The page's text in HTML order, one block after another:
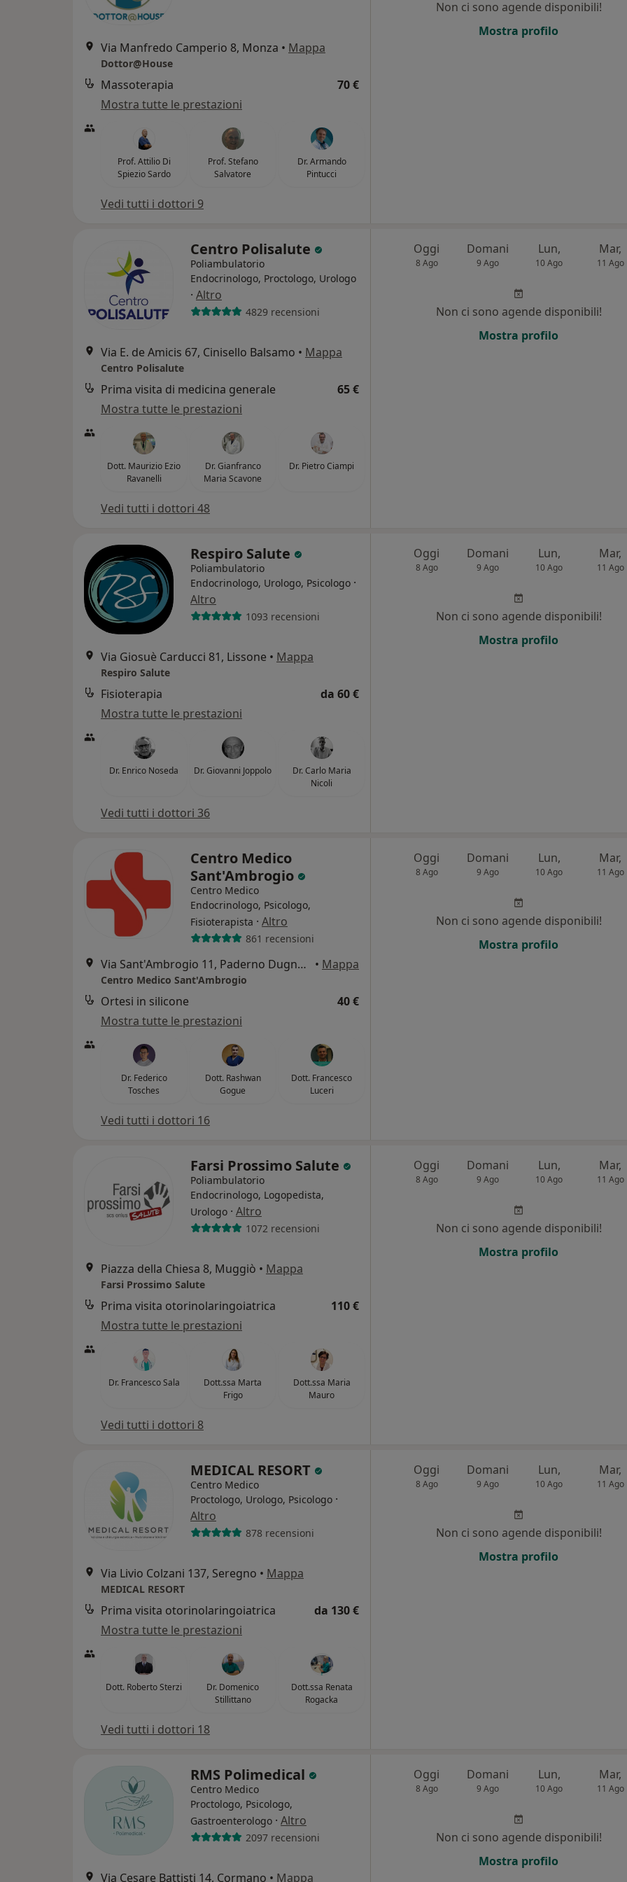
Via Manfredo Camperio 8, Monza • Mappa
Dottor@House
Massoterapia
70 €
Mostra tutte le prestazioni
Prof. Attilio Di
Spiezio Sardo
Prof. Stefano
Salvatore
Dr. Armando
Pintucci
Vedi tutti i dottori 9
Non ci sono agende disponibili!
Mostra profilo
Centro Polisalute
Poliambulatorio
Endocrinologo, Proctologo, Urologo
· Altro
4829 recensioni
Via E. de Amicis 67, Cinisello Balsamo • Mappa
Centro Polisalute
Prima visita di medicina generale
65 €
Mostra tutte le prestazioni
Dott. Maurizio Ezio
Ravanelli
Dr. Gianfranco
Maria Scavone
Dr. Pietro Ciampi
Vedi tutti i dottori 48
Oggi
8 Ago
Domani
9 Ago
Lun,
10 Ago
Mar,
11 Ago
Non ci sono agende disponibili!
Mostra profilo
Respiro Salute
Poliambulatorio
Endocrinologo, Urologo, Psicologo ·
Altro
1093 recensioni
Via Giosuè Carducci 81, Lissone • Mappa
Respiro Salute
Fisioterapia
da 60 €
Mostra tutte le prestazioni
Dr. Enrico Noseda Dr. Giovanni Joppolo
Dr. Carlo Maria
Nicoli
Vedi tutti i dottori 36
Oggi
8 Ago
Domani
9 Ago
Lun,
10 Ago
Mar,
11 Ago
Non ci sono agende disponibili!
Mostra profilo
Centro Medico
Sant'Ambrogio
Centro Medico
Endocrinologo, Psicologo,
Fisioterapista · Altro
861 recensioni
Via Sant'Ambrogio 11, Paderno Dugnano • Mappa
Centro Medico Sant'Ambrogio
Ortesi in silicone
40 €
Mostra tutte le prestazioni
Dr. Federico
Tosches
Dott. Rashwan
Gogue
Dott. Francesco
Luceri
Vedi tutti i dottori 16
Oggi
8 Ago
Domani
9 Ago
Lun,
10 Ago
Mar,
11 Ago
Non ci sono agende disponibili!
Mostra profilo
Farsi Prossimo Salute
Poliambulatorio
Endocrinologo, Logopedista,
Urologo · Altro
1072 recensioni
Piazza della Chiesa 8, Muggiò • Mappa
Farsi Prossimo Salute
Prima visita otorinolaringoiatrica
110 €
Mostra tutte le prestazioni
Dr. Francesco Sala
Dott.ssa Marta
Frigo
Dott.ssa Maria
Mauro
Vedi tutti i dottori 8
Oggi
8 Ago
Domani
9 Ago
Lun,
10 Ago
Mar,
11 Ago
Non ci sono agende disponibili!
Mostra profilo
MEDICAL RESORT
Centro Medico
Proctologo, Urologo, Psicologo ·
Altro
878 recensioni
Via Livio Colzani 137, Seregno • Mappa
MEDICAL RESORT
Prima visita otorinolaringoiatrica
da 130 €
Mostra tutte le prestazioni
Dott. Roberto Sterzi
Dr. Domenico
Stillittano
Dott.ssa Renata
Rogacka
Vedi tutti i dottori 18
Oggi
8 Ago
Domani
9 Ago
Lun,
10 Ago
Mar,
11 Ago
Non ci sono agende disponibili!
Mostra profilo
RMS Polimedical
Centro Medico
Proctologo, Psicologo,
Gastroenterologo · Altro
2097 recensioni
Via Cesare Battisti 14, Cormano • Mappa
Oggi
8 Ago
Domani
9 Ago
Lun,
10 Ago
Mar,
11 Ago
Non ci sono agende disponibili!
Mostra profilo